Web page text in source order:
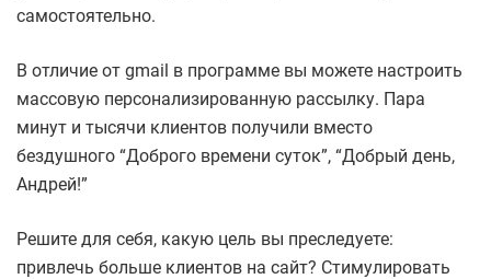
самостоятельно.
В отличие от gmail в программе вы можете настроить
массовую персонализированную рассылку. Пара
минут и тысячи клиентов получили вместо
бездушного “Доброго времени суток”, “Добрый день,
Андрей!”
Решите для себя, какую цель вы преследуете:
привлечь больше клиентов на сайт? Стимулировать